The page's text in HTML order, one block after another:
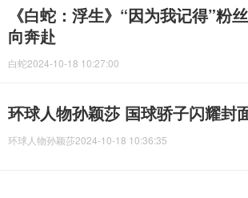
《白蛇：浮生》“因为我记得”粉
向奔赴
白蛇2024-10-18 10:27:00
环球人物孙颖莎 国球骄子闪耀封
环球人物孙颖莎2024-10-18 10:36:35